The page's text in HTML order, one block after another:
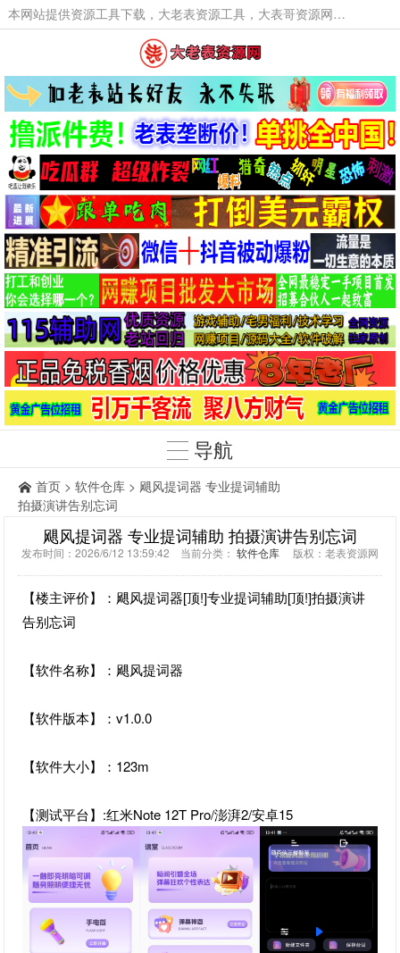
本网站提供资源工具下载，大老表资源工具，大表哥资源网软件工具，大老表资源下载，活动线报福利资源分享,活动线报，大型网游经典游戏，网络热门技术游戏辅助交流与分享。
导航
首页 > 软件仓库 > 飓风提词器 专业提词辅助
拍摄演讲告别忘词
飓风提词器 专业提词辅助 拍摄演讲告别忘词
发布时间：2026/6/12 13:59:42 当前分类： 软件仓库 版权：老表资源网
【楼主评价】：飓风提词器[顶!]专业提词辅助[顶!]拍摄演讲
告别忘词
【软件名称】：飓风提词器
【软件版本】：v1.0.0
【软件大小】：123m
【测试平台】:红米Note 12T Pro/澎湃2/安卓15